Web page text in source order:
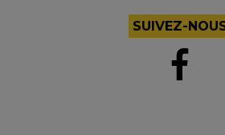
SUIVEZ-